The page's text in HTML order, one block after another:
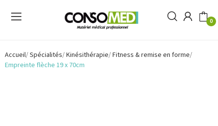
0
Accueil Spécialités Kinésithérapie Fitness & remise en forme
Empreinte flèche 19 x 70cm